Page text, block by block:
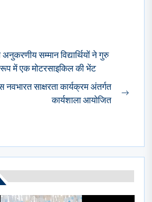
सम्मान विद्यार्थियों ने गुरु
रूप में एक मोटरसाइकिल की भेंट
नवभारत साक्षरता कार्यक्रम अंतर्गत
कार्यशाला आयोजित